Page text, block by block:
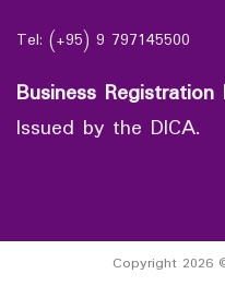
Tel: (+95) 9 797145500
Business Registration
Issued by the DICA.
Copyright 2026